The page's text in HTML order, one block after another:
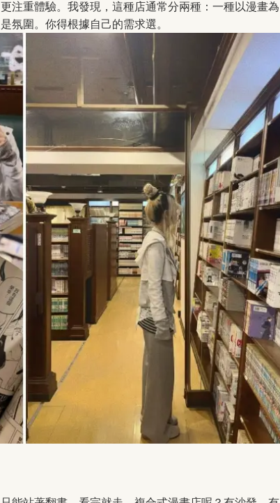
注重體驗。我發現，這種店通常分兩種：一種以漫畫為
氛圍。你得根據自己的需求選。